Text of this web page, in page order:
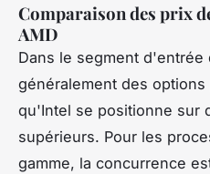
Comparaison des prix
AMD
Dans le segment d'entrée
généralement des
qu'Intel se positionne sur
supérieurs. Pour les
gamme, la concurrence